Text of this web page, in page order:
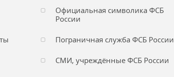
Официальная символика ФСБ
России
Пограничная служба ФСБ России
СМИ, учреждённые ФСБ России